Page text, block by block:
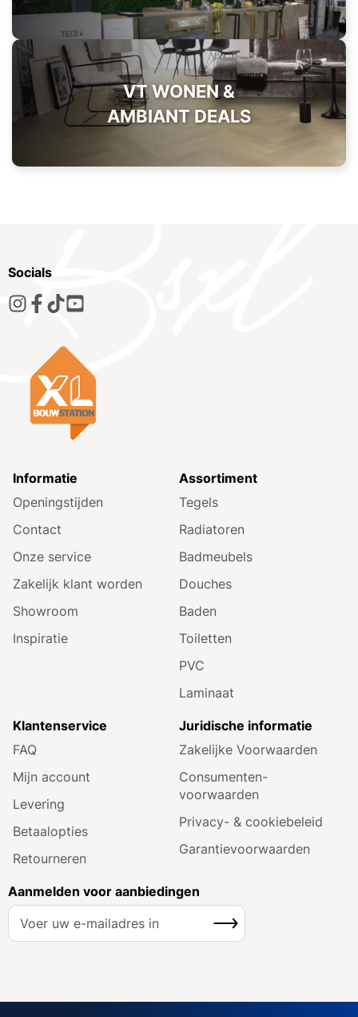
VT WONEN &
AMBIANT DEALS
Socials
Informatie
Openingstijden
Contact
Onze service
Zakelijk klant worden
Showroom
Inspiratie
Assortiment
Tegels
Radiatoren
Badmeubels
Douches
Baden
Toiletten
PVC
Laminaat
Klantenservice
FAQ
Mijn account
Levering
Betaalopties
Retourneren
Juridische informatie
Zakelijke Voorwaarden
Consumenten­
voorwaarden
Privacy- & cookiebeleid
Garantie­voorwaarden
Aanmelden voor aanbiedingen
A
e
Inschrijven